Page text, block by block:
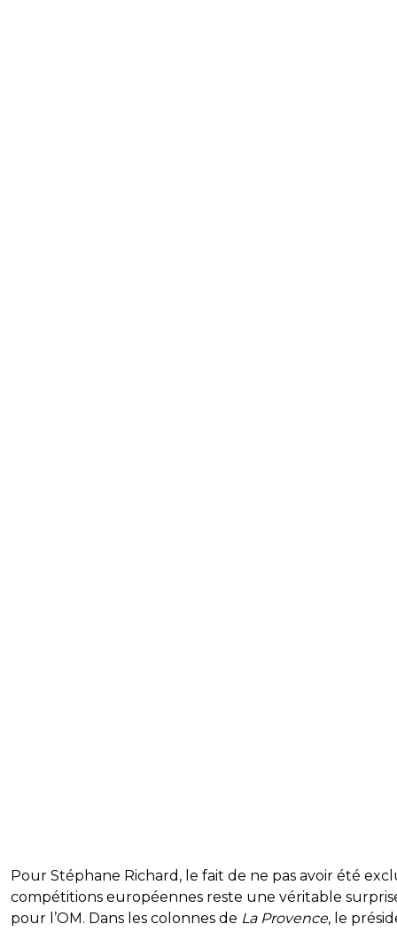
Pour Stéphane Richard, le fait de ne pas avoir été
compétitions européennes reste une véritable
pour l’OM. Dans les colonnes de La Provence, le